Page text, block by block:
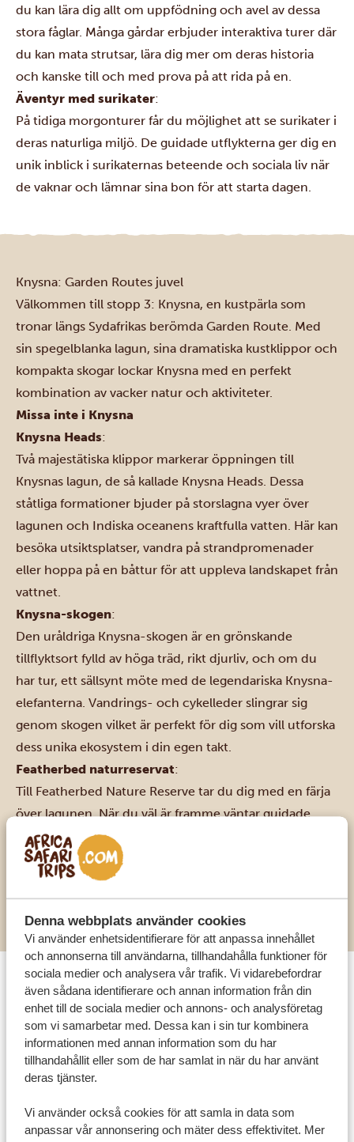
Denna webbplats använder cookies
Vi använder enhetsidentifierare för att anpassa innehållet
och annonserna till användarna, tillhandahålla funktioner för
sociala medier och analysera vår trafik. Vi vidarebefordrar
även sådana identifierare och annan information från din
enhet till de sociala medier och annons- och analysföretag
som vi samarbetar med. Dessa kan i sin tur kombinera
informationen med annan information som du har
tillhandahållit eller som de har samlat in när du har använt
deras tjänster.
Vi använder också cookies för att samla in data som
anpassar vår annonsering och mäter dess effektivitet. Mer
du kan lära dig allt om uppfödning och avel av dessa
stora fåglar. Många gårdar erbjuder interaktiva turer där
du kan mata strutsar, lära dig mer om deras historia
och kanske till och med prova på att rida på en.
Äventyr med surikater:
På tidiga morgonturer får du möjlighet att se surikater i
deras naturliga miljö. De guidade utflykterna ger dig en
unik inblick i surikaternas beteende och sociala liv när
de vaknar och lämnar sina bon för att starta dagen.
Knysna: Garden Routes juvel
Välkommen till stopp 3: Knysna, en kustpärla som
tronar längs Sydafrikas berömda Garden Route. Med
sin spegelblanka lagun, sina dramatiska kustklippor och
kompakta skogar lockar Knysna med en perfekt
kombination av vacker natur och aktiviteter.
Missa inte i Knysna
Knysna Heads:
Två majestätiska klippor markerar öppningen till
Knysnas lagun, de så kallade Knysna Heads. Dessa
ståtliga formationer bjuder på storslagna vyer över
lagunen och Indiska oceanens kraftfulla vatten. Här kan
besöka utsiktsplatser, vandra på strandpromenader
eller hoppa på en båttur för att uppleva landskapet från
vattnet.
Knysna-skogen:
Den uråldriga Knysna-skogen är en grönskande
tillflyktsort fylld av höga träd, rikt djurliv, och om du
har tur, ett sällsynt möte med de legendariska Knysna-
elefanterna. Vandrings- och cykelleder slingrar sig
genom skogen vilket är perfekt för dig som vill utforska
dess unika ekosystem i din egen takt.
Featherbed naturreservat:
Till Featherbed Nature Reserve tar du dig med en färja
över lagunen. När du väl är framme väntar guidade
turer, natursköna stigar och hisnande utsikt över hav,
kust och fynbos. Lär dig mer om områdets historia och
ekologi, och håll utkik efter fåglar och annat djurliv i
detta välbevarade naturliga paradis.
Plettenberg Bay: Paradiset vid kusten
Stopp nummer 4 tar oss till Plettenberg Bay, ett riktigt
kustparadis där gyllene sandstränder, marint djurliv
och charmiga boutique-vingårdar väntar längs den
spektakulära Garden Route-kusten.
Höjdpunkter i Plettenberg Bay
Robberg naturreservat